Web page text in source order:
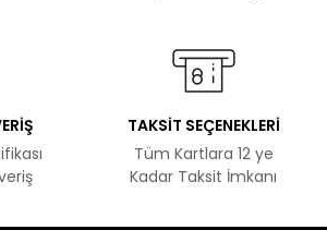
TAKSİT SEÇENEKLERİ
Tüm Kartlara 12 ye
Kadar Taksit İmkanı